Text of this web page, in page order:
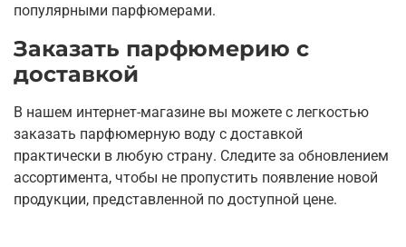
популярными парфюмерами.
Заказать парфюмерию с
доставкой
В нашем интернет-магазине вы можете с легкостью
заказать парфюмерную воду с доставкой
практически в любую страну. Следите за обновлением
ассортимента, чтобы не пропустить появление новой
продукции, представленной по доступной цене.